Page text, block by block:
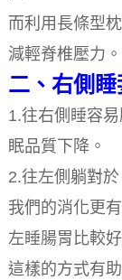
而利用長條型
減輕脊椎壓力。
二、右側
1.往右側睡容
眠品質下降。
2.往左側躺對於
我們的消化更
左睡腸胃比較
這樣的方式有